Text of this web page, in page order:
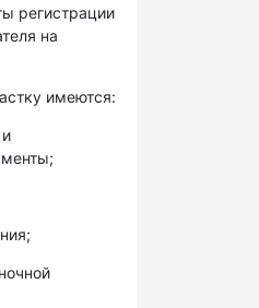
регистрации
на
имеются: